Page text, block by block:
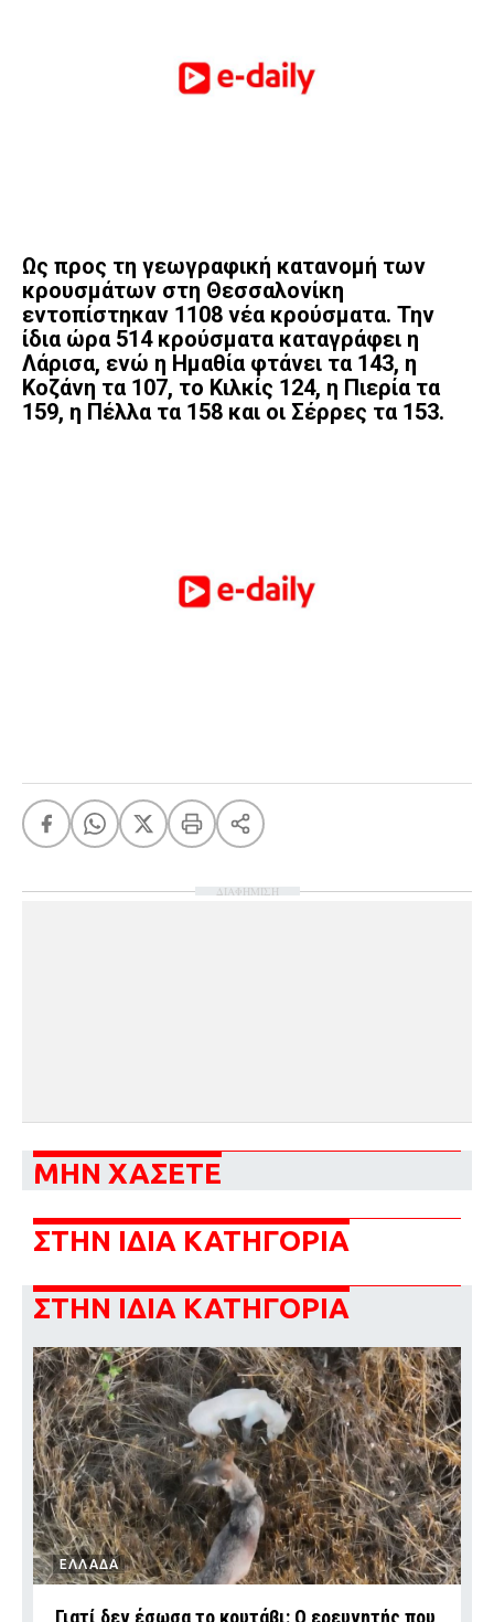
Ως προς τη γεωγραφική κατανομή των
κρουσμάτων στη Θεσσαλονίκη
εντοπίστηκαν 1108 νέα κρούσματα. Την
ίδια ώρα 514 κρούσματα καταγράφει η
Λάρισα, ενώ η Ημαθία φτάνει τα 143, η
Κοζάνη τα 107, το Κιλκίς 124, η Πιερία τα
159, η Πέλλα τα 158 και οι Σέρρες τα 153.
ΔΙΑΦΗΜΙΣΗ
ΜΗΝ ΧΑΣΕΤΕ
ΣΤΗΝ ΙΔΙΑ ΚΑΤΗΓΟΡΙΑ
ΣΤΗΝ ΙΔΙΑ ΚΑΤΗΓΟΡΙΑ
ΕΛΛΑΔΑ
Γιατί δεν έσωσα το κουτάβι: Ο ερευνητής που